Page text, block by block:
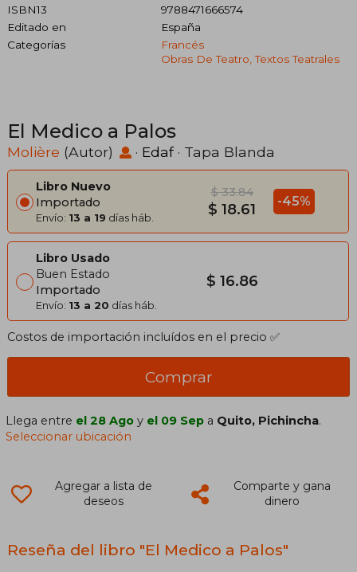
ISBN13
9788471666574
Editado en
España
Categorías
Francés
Obras De Teatro, Textos Teatrales
El Medico a Palos
Molière (Autor) · Edaf· Tapa Blanda
Libro Nuevo
Importado
Envío: 13 a 19 días háb.
$ 33.84
$ 18.61 -45%
Libro Usado
Buen Estado
Importado
Envío: 13 a 20 días háb.
$ 16.86
Costos de importación incluídos en el precio ✅
Comprar
Llega entre el 28 Ago y el 09 Sep a Quito, Pichincha.
Seleccionar ubicación
Agregar a lista de
deseos
Comparte y gana
dinero
Reseña del libro "El Medico a Palos"